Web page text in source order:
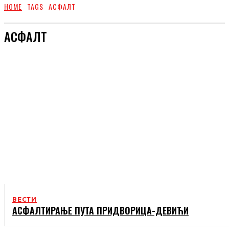
HOME TAGS АСФАЛТ
АСФАЛТ
ВЕСТИ
AСФАЛТИРАЊЕ ПУТА ПРИДВОРИЦА-ДЕВИЋИ